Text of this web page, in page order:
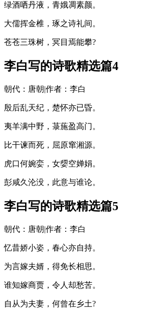
绿酒哂丹液，青娥凋素颜。
大儒挥金椎，琢之诗礼间。
苍苍三珠树，冥目焉能攀?
李白写的诗歌精选篇4
朝代：唐朝|作者：李白
殷后乱天纪，楚怀亦已昏。
夷羊满中野，菉葹盈高门。
比干谏而死，屈原窜湘源。
虎口何婉娈，女媭空婵娟。
彭咸久沦没，此意与谁论。
李白写的诗歌精选篇5
朝代：唐朝|作者：李白
忆昔娇小姿，春心亦自持。
为言嫁夫婿，得免长相思。
谁知嫁商贾，令人却愁苦。
自从为夫妻，何曾在乡土?